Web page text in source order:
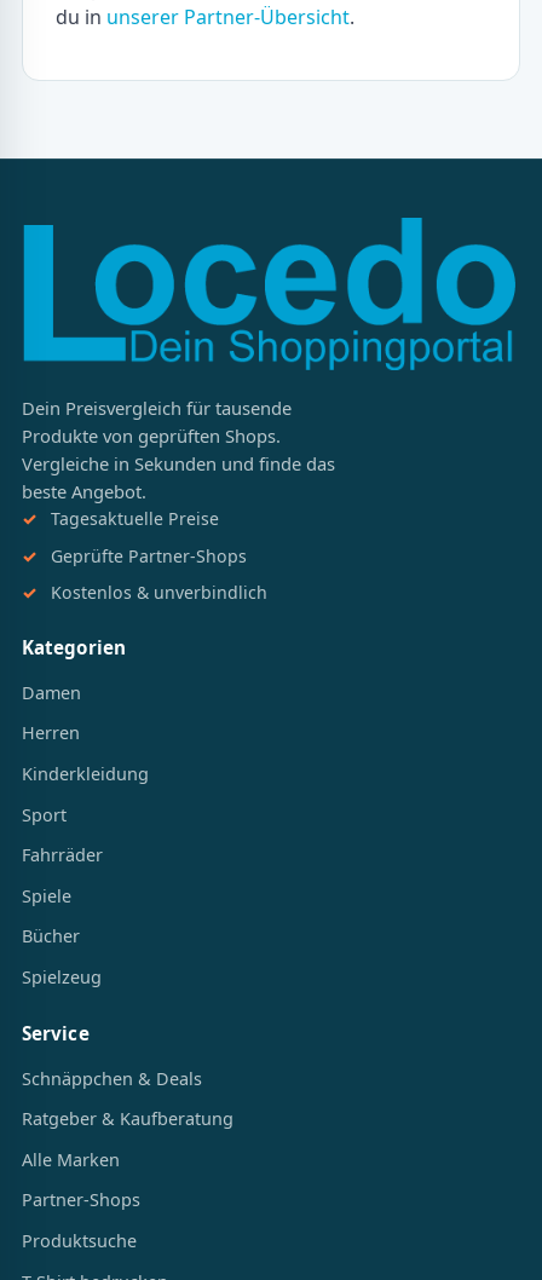
du in unserer Partner-Übersicht.
Dein Preisvergleich für tausende
Produkte von geprüften Shops.
Vergleiche in Sekunden und finde das
beste Angebot.
Tagesaktuelle Preise
Geprüfte Partner-Shops
Kostenlos & unverbindlich
Kategorien
Damen
Herren
Kinderkleidung
Sport
Fahrräder
Spiele
Bücher
Spielzeug
Service
Schnäppchen & Deals
Ratgeber & Kaufberatung
Alle Marken
Partner-Shops
Produktsuche